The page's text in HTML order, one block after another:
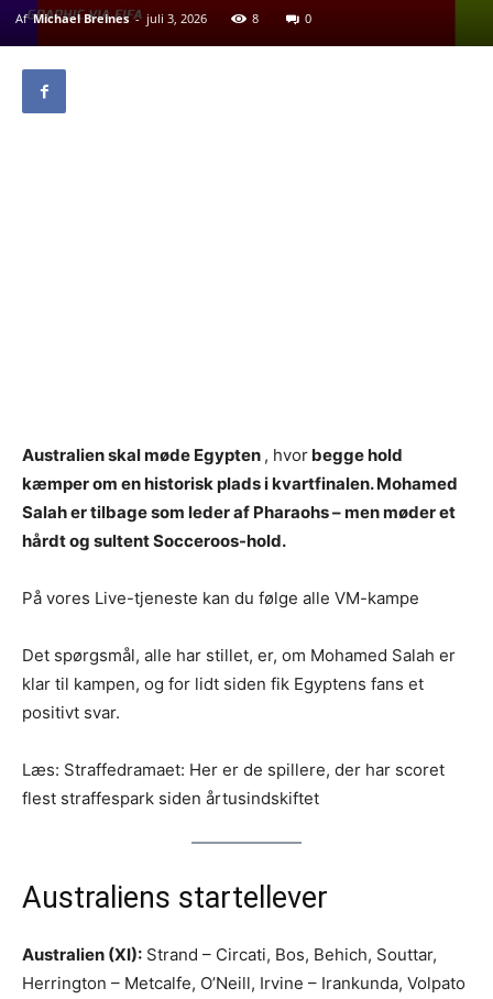
Af Michael Breines - juli 3, 2026 8 0
Australien skal møde Egypten , hvor begge hold
kæmper om en historisk plads i kvartfinalen. Mohamed
Salah er tilbage som leder af Pharaohs – men møder et
hårdt og sultent Socceroos-hold.
På vores Live-tjeneste kan du følge alle VM-kampe
Det spørgsmål, alle har stillet, er, om Mohamed Salah er
klar til kampen, og for lidt siden fik Egyptens fans et
positivt svar.
Læs: Straffedramaet: Her er de spillere, der har scoret
flest straffespark siden årtusindskiftet
Australiens startellever
Australien (XI): Strand – Circati, Bos, Behich, Souttar,
Herrington – Metcalfe, O’Neill, Irvine – Irankunda, Volpato